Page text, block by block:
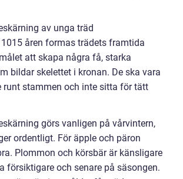
av unga träd
åren formas trädets framtida
att skapa några få, starka
bildar skelettet i kronan. De ska vara
runt stammen och inte sitta för tätt
görs vanligen på vårvintern,
ordentligt. För äpple och päron
Plommon och körsbär är känsligare
försiktigare och senare på säsongen.